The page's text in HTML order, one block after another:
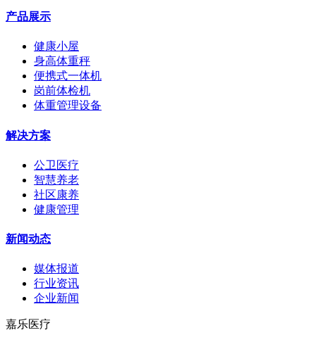
产品展示
健康小屋
身高体重秤
便携式一体机
岗前体检机
体重管理设备
解决方案
公卫医疗
智慧养老
社区康养
健康管理
新闻动态
媒体报道
行业资讯
企业新闻
嘉乐医疗